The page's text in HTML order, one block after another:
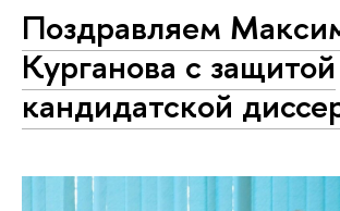
Поздравляем
Курганова с защитой
кандидатской